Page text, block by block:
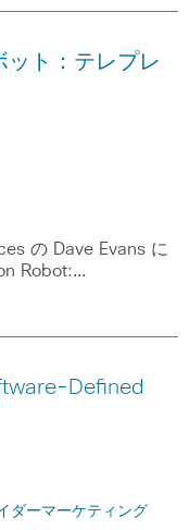
ット：テレプレ
の Dave Evans に
Robot:…
Defined
ダーマーケティング